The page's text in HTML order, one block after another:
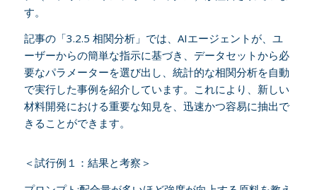
す。
記事の「3.2.5 相関分析」では、AIエージェントが、ユ
ーザーからの簡単な指示に基づき、データセットから必
要なパラメーターを選び出し、統計的な相関分析を自動
で実行した事例を紹介しています。これにより、新しい
材料開発における重要な知見を、迅速かつ容易に抽出で
きることができます。
＜試行例１：結果と考察＞